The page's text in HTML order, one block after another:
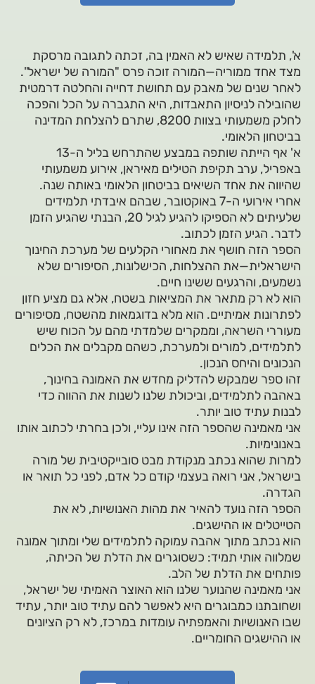
א', תלמידה שאיש לא האמין בה, זכתה לתגובה מרסקת
מצד אחד ממוריה—המורה זוכה פרס "המורה של ישראל".
לאחר שנים של מאבק עם תחושת דחייה והחלטה דרמטית
שהובילה לניסיון התאבדות, היא התגברה על הכל והפכה
לחלק משמעותי בצוות 8200, שתרם להצלחת המדינה
בביטחון הלאומי.
א' אף הייתה שותפה במבצע שהתרחש בליל ה-13
באפריל, ערב תקיפת הטילים מאיראן, אירוע משמעותי
שהיווה את אחד השיאים בביטחון הלאומי באותה שנה.
אחרי אירועי ה-7 באוקטובר, שבהם איבדתי תלמידים
שלעיתים לא הספיקו להגיע לגיל 20, הבנתי שהגיע הזמן
לדבר. הגיע הזמן לכתוב.
הספר הזה חושף את מאחורי הקלעים של מערכת החינוך
הישראלית—את ההצלחות, הכישלונות, הסיפורים שלא
נשמעים, והרגעים ששינו חיים.
הוא לא רק מתאר את המציאות בשטח, אלא גם מציע חזון
לפתרונות אמיתיים. הוא מלא בדוגמאות מהשטח, מסיפורים
מעוררי השראה, וממקרים שלמדתי מהם על הכוח שיש
לתלמידים, למורים ולמערכת, כשהם מקבלים את הכלים
הנכונים והיחס הנכון.
זהו ספר שמבקש להדליק מחדש את האמונה בחינוך,
באהבה לתלמידים, וביכולת שלנו לשנות את ההווה כדי
לבנות עתיד טוב יותר.
אני מאמינה שהספר הזה אינו עליי, ולכן בחרתי לכתוב אותו
באנונימיות.
למרות שהוא נכתב מנקודת מבט סובייקטיבית של מורה
בישראל, אני רואה בעצמי קודם כל אדם, לפני כל תואר או
הגדרה.
הספר הזה נועד להאיר את מהות האנושיות, לא את
הטייטלים או ההישגים.
הוא נכתב מתוך אהבה עמוקה לתלמידים שלי ומתוך אמונה
שמלווה אותי תמיד: כשסוגרים את הדלת של הכיתה,
פותחים את הדלת של הלב.
אני מאמינה שהנוער שלנו הוא האוצר האמיתי של ישראל,
ושחובתנו כמבוגרים היא לאפשר להם עתיד טוב יותר, עתיד
שבו האנושיות והאמפתיה עומדות במרכז, לא רק הציונים
או ההישגים החומריים.